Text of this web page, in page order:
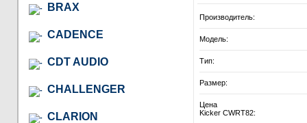
BRAX
CADENCE
CDT AUDIO
CHALLENGER
CLARION
Производитель:
Модель:
Тип:
Размер:
Цена
Kicker CWRT82: